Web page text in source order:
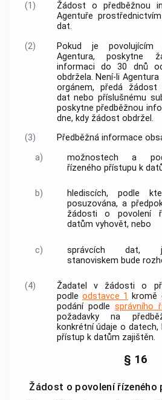
(1)
Žádost o předběžnou
Agentuře
dat.
(2)
Pokud je povolujícím
Agentura, poskytne
informaci do 30 dnů
obdržela. Není-li
orgánem, předá žádost
dat nebo příslušnému
poskytne předběžnou
dne, kdy žádost obdržel.
(3)
Předběžná informace
a)
možnostech a
řízeného přístupu k
b)
hlediscích, podle
posuzována, a
žádosti o povolení
datům vyhovět, nebo
c)
správcích dat,
stanoviskem bude
(4)
Žadatel v žádosti o
podle odstavce 1
kromě
podání podle správního
požadavky na
konkrétní údaje o
přístup k datům zajištěn.
§ 16
Žádost o povolení